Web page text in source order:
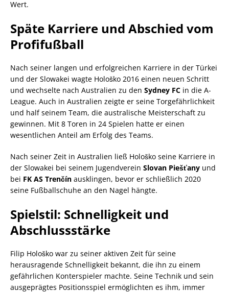
Wert.
Späte Karriere und Abschied vom
Profifußball
Nach seiner langen und erfolgreichen Karriere in der Türkei
und der Slowakei wagte Hološko 2016 einen neuen Schritt
und wechselte nach Australien zu den Sydney FC in die A-
League. Auch in Australien zeigte er seine Torgefährlichkeit
und half seinem Team, die australische Meisterschaft zu
gewinnen. Mit 8 Toren in 24 Spielen hatte er einen
wesentlichen Anteil am Erfolg des Teams.
Nach seiner Zeit in Australien ließ Hološko seine Karriere in
der Slowakei bei seinem Jugendverein Slovan Piešťany und
bei FK AS Trenčín ausklingen, bevor er schließlich 2020
seine Fußballschuhe an den Nagel hängte.
Spielstil: Schnelligkeit und
Abschlussstärke
Filip Hološko war zu seiner aktiven Zeit für seine
herausragende Schnelligkeit bekannt, die ihn zu einem
gefährlichen Konterspieler machte. Seine Technik und sein
ausgeprägtes Positionsspiel ermöglichten es ihm, immer